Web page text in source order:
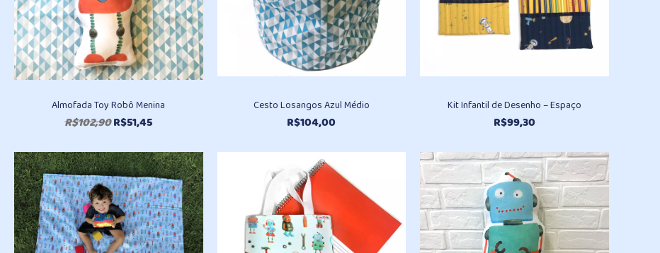
Almofada Toy Robô Menina
R$102,90O
original
era:
R$102,90.
R$51,45O
atual
é:
R$51,45.
Cesto Losangos Azul Médio
R$104,00
Kit Infantil de Desenho – Espaço
R$99,30